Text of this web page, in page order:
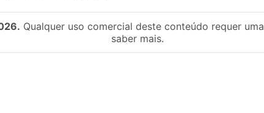
Qualquer uso comercial deste conteúdo requer
saber mais.